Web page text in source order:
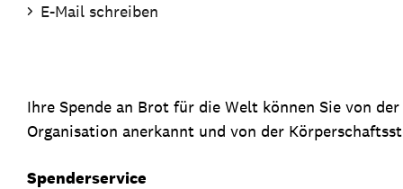
E-Mail schreiben
Ihre Spende an Brot für die Welt können Sie von
Organisation anerkannt und von der
Spenderservice